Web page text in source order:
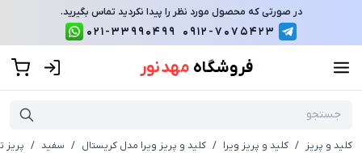
در صورتی که محصول مورد نظر را پیدا نکردید تماس بگیرید.
0912-7075423
021-33990499
فروشگاه مهد نور
کلید و پریز / کلید و پریز ویرا / کلید و پریز ویرا مدل کریستال / سفید / پریز